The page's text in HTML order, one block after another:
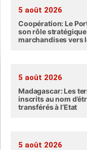
5 août 2026
Coopération: Le
son rôle
marchandises vers
5 août 2026
Madagascar: Les
inscrits au nom
transférés à l’Etat
5 août 2026